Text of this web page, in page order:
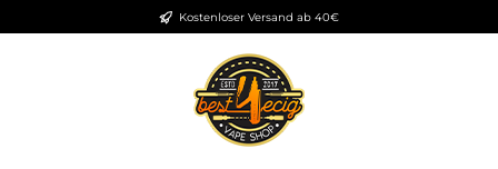
Zum Hauptinhalt springenKostenloser Versand ab 40€